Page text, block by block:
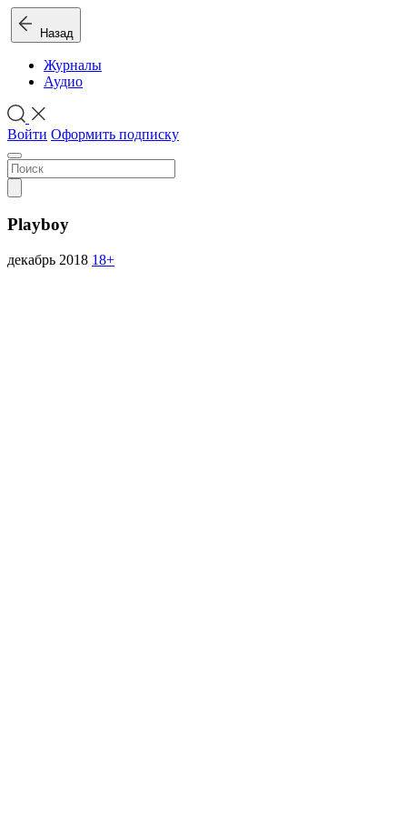
Назад
Журналы
Аудио
Войти Оформить подписку
Playboy
декабрь 2018 18+